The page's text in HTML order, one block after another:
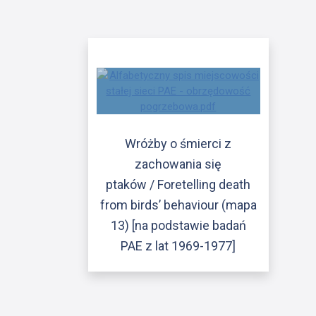
Wróżby o śmierci z
zachowania się
ptaków / Foretelling death
from birds’ behaviour (mapa
13) [na podstawie badań
PAE z lat 1969-1977]